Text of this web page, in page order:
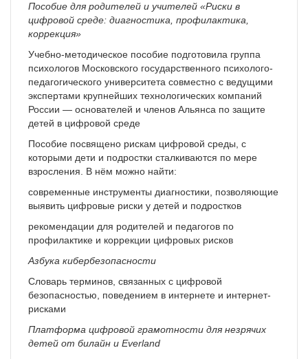
Пособие для родителей и учителей «Риски в
цифровой среде: диагностика, профилактика,
коррекция»
Учебно-методическое пособие подготовила группа
психологов Московского государственного психолого-
педагогического университета совместно с ведущими
экспертами крупнейших технологических компаний
России — основателей и членов Альянса по защите
детей в цифровой среде
Пособие посвящено рискам цифровой среды, с
которыми дети и подростки сталкиваются по мере
взросления. В нём можно найти:
современные инструменты диагностики, позволяющие
выявить цифровые риски у детей и подростков
рекомендации для родителей и педагогов по
профилактике и коррекции цифровых рисков
Азбука кибербезопасности
Словарь терминов, связанных с цифровой
безопасностью, поведением в интернете и интернет-
рисками
Платформа цифровой грамотности для незрячих
детей от билайн и Everland